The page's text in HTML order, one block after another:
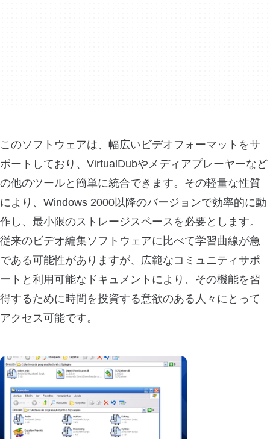
このソフトウェアは、幅広いビデオフォーマットをサ
ポートしており、VirtualDubやメディアプレーヤーなど
の他のツールと簡単に統合できます。その軽量な性質
により、Windows 2000以降のバージョンで効率的に動
作し、最小限のストレージスペースを必要とします。
従来のビデオ編集ソフトウェアに比べて学習曲線が急
である可能性がありますが、広範なコミュニティサポ
ートと利用可能なドキュメントにより、その機能を習
得するために時間を投資する意欲のある人々にとって
アクセス可能です。